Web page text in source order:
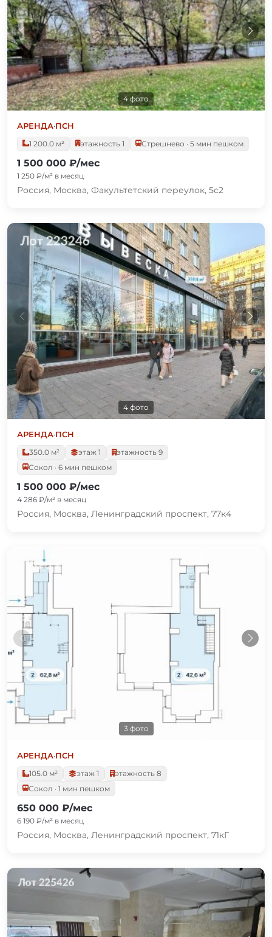
4 фото
АРЕНДА·ПСН
1 200.0 м²
этажность 1 Стрешнево · 5 мин пешком
1 500 000 ₽/мес
1 250 ₽/м² в месяц
Россия, Москва, Факультетский переулок, 5с2
4 фото
АРЕНДА·ПСН
350.0 м²
этаж 1
этажность 9
Сокол · 6 мин пешком
1 500 000 ₽/мес
4 286 ₽/м² в месяц
Россия, Москва, Ленинградский проспект, 77к4
3 фото
АРЕНДА·ПСН
105.0 м²
этаж 1
этажность 8
Сокол · 1 мин пешком
650 000 ₽/мес
6 190 ₽/м² в месяц
Россия, Москва, Ленинградский проспект, 71кГ